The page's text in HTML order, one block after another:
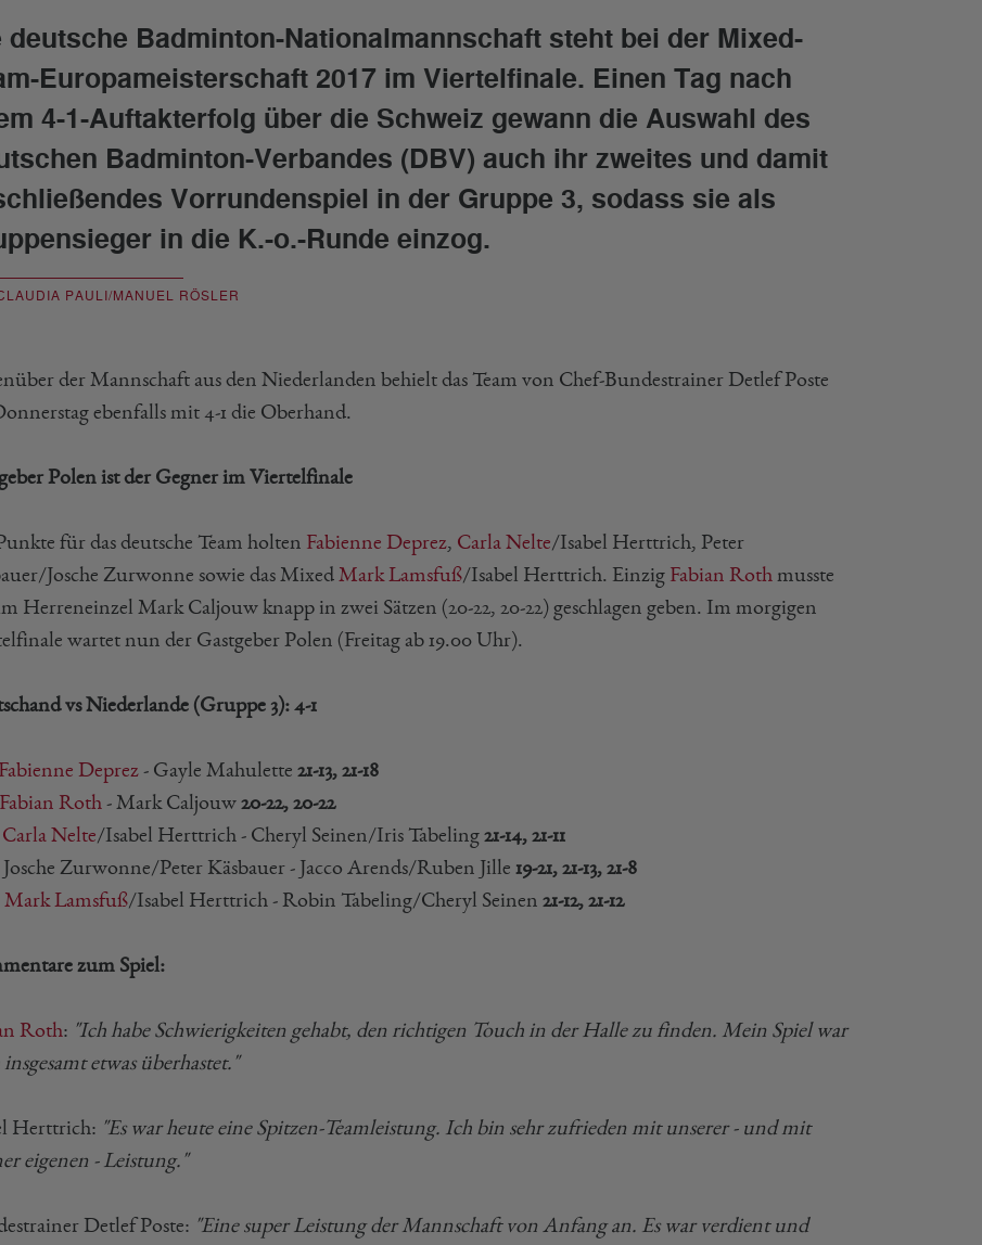
deutsche Badminton-Nationalmannschaft steht bei der Mixed-
Europameisterschaft 2017 im Viertelfinale. Einen Tag nach
4-1-Auftakterfolg über die Schweiz gewann die Auswahl des
Badminton-Verbandes (DBV) auch ihr zweites und damit
Vorrundenspiel in der Gruppe 3, sodass sie als
in die K.-o.-Runde einzog.
PAULI/MANUEL RÖSLER
der Mannschaft aus den Niederlanden behielt das Team von Chef-Bundestrainer Detlef Poste
ebenfalls mit 4-1 die Oberhand.
Polen ist der Gegner im Viertelfinale
für das deutsche Team holten Fabienne Deprez, Carla Nelte/Isabel Herttrich, Peter
Josche Zurwonne sowie das Mixed Mark Lamsfuß/Isabel Herttrich. Einzig Fabian Roth musste
Herreneinzel Mark Caljouw knapp in zwei Sätzen (20-22, 20-22) geschlagen geben. Im morgigen
wartet nun der Gastgeber Polen (Freitag ab 19.00 Uhr).
vs Niederlande (Gruppe 3): 4-1
Fabienne Deprez - Gayle Mahulette 21-13, 21-18
Fabian Roth - Mark Caljouw 20-22, 20-22
Carla Nelte/Isabel Herttrich - Cheryl Seinen/Iris Tabeling 21-14, 21-11
Zurwonne/Peter Käsbauer - Jacco Arends/Ruben Jille 19-21, 21-13, 21-8
Mark Lamsfuß/Isabel Herttrich - Robin Tabeling/Cheryl Seinen 21-12, 21-12
zum Spiel:
Roth: "Ich habe Schwierigkeiten gehabt, den richtigen Touch in der Halle zu finden. Mein Spiel war
insgesamt etwas überhastet."
Herttrich: "Es war heute eine Spitzen-Teamleistung. Ich bin sehr zufrieden mit unserer - und mit
eigenen - Leistung."
Detlef Poste: "Eine super Leistung der Mannschaft von Anfang an. Es war verdient und